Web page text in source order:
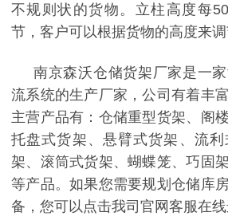
不规则状的货物。立柱高度每
节，客户可以根据货物的高度来调
南京森沃仓储货架厂家是一
流系统的生产厂家，公司有着丰
主营产品有：仓储重型货架、阁
托盘式货架、悬臂式货架、流
架、滚筒式货架、蝴蝶笼、巧固
等产品。如果您需要规划仓储库
备，您可以点击我司官网客服在线